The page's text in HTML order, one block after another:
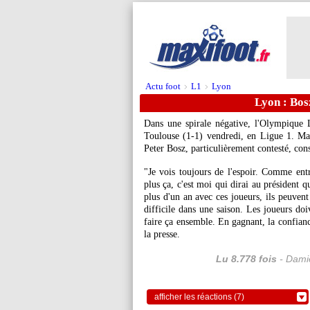
Actu foot > L1 > Lyon
Lyon :
Dans une spirale négative, l'Olympique
Toulouse (1-1) vendredi, en Ligue 1.
Peter Bosz, particulièrement contesté,
"Je vois toujours de l'espoir. Comme
plus ça, c'est moi qui dirai au président
plus d'un an avec ces joueurs, ils
difficile dans une saison. Les joueurs
faire ça ensemble. En gagnant, la
la presse.
Lu 8.778 fois -
afficher les réactions (7)